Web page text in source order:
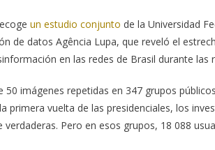
un estudio conjunto de la Universidad
de datos Agência Lupa, que reveló el
en las redes de Brasil durante las
50 imágenes repetidas en 347 grupos
primera vuelta de las presidenciales, los
Pero en esos grupos, ​18 088